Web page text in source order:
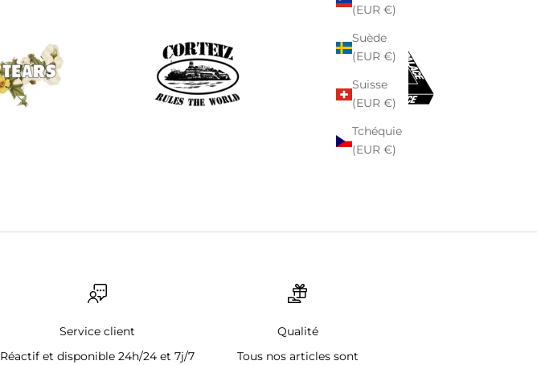
(EUR €)
Suède
(EUR €)
Suisse
(EUR €)
Tchéquie
(EUR €)
Service client
Réactif et disponible 24h/24 et 7j/7
Qualité
Tous nos articles sont